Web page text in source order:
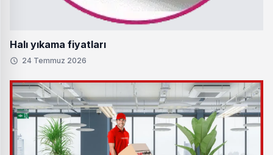
Halı yıkama fiyatları
24 Temmuz 2026